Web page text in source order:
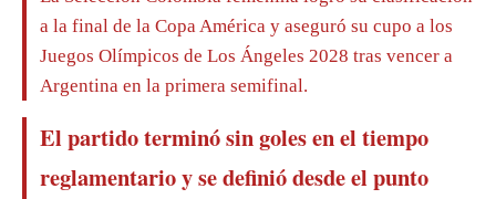
a la final de la Copa América y aseguró su cupo a los
Juegos Olímpicos de Los Ángeles 2028 tras vencer a
Argentina en la primera semifinal.
El partido terminó sin goles en el tiempo
reglamentario y se definió desde el punto